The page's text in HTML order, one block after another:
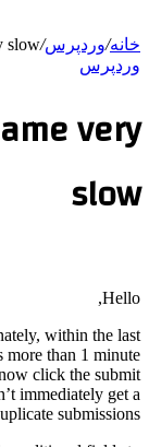
خانه/وردپرس/
slow
وردپرس
very
slow
Hello,
within the last
more than 1 minute
click the submit
immediately get a
submissions.